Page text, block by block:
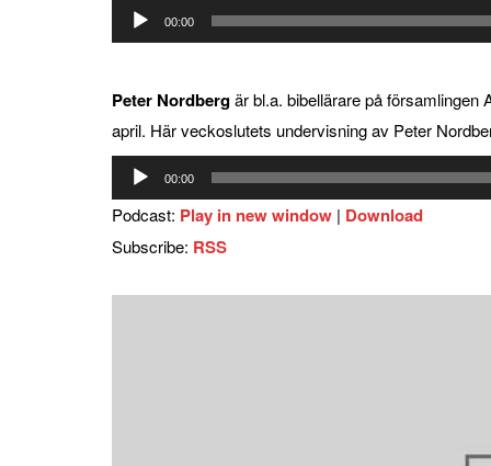
Ljudspelare
00:00
Peter Nordbergär bl.a. bibellärare på
april. Här veckoslutets undervisning av Peter
Ljudspelare
00:00
Podcast: Play in new window | Download
Subscribe: RSS